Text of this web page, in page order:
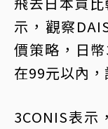
示，觀察
價策略，日
在99元以內，
3CONIS表示